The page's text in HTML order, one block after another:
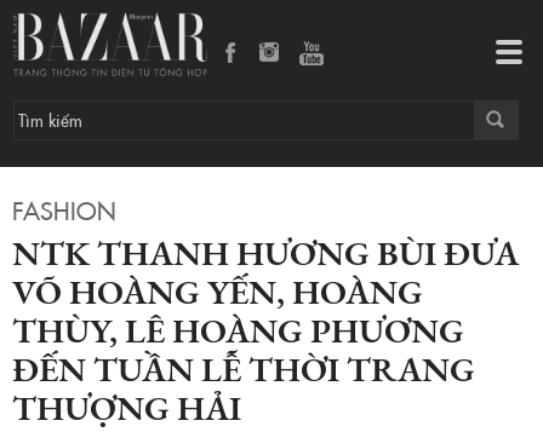
FASHION
NTK THANH HƯƠNG BÙI ĐƯA
VÕ HOÀNG YẾN, HOÀNG
THÙY, LÊ HOÀNG PHƯƠNG
ĐẾN TUẦN LỄ THỜI TRANG
THƯỢNG HẢI